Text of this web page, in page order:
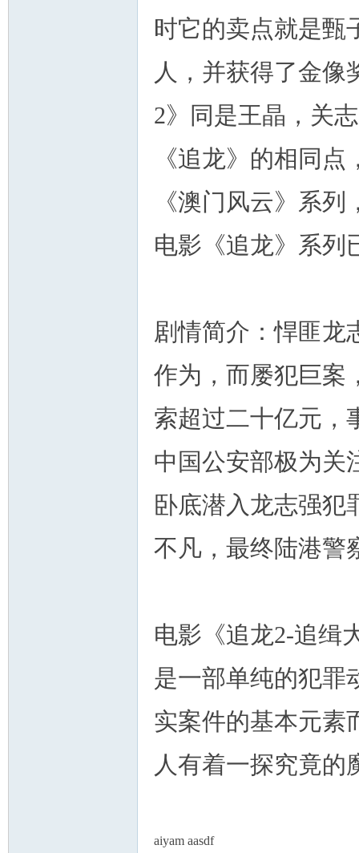
时它的卖点就是甄
人，并获得了金像
2》同是王晶，关
《追龙》的相同
《澳门风云》系
电影《追龙》系列
剧情简介：悍匪龙
作为，而屡犯巨案
索超过二十亿元，
中国公安部极为关
卧底潜入龙志强犯
不凡，最终陆港警
电影《追龙2-追缉
是一部单纯的犯罪
实案件的基本元素
人有着一探究竟的
aiyam aasdf